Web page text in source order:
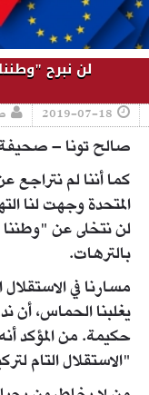
لن نبرح
2019-07-18
صالح تونا –
كما أننا لم نتراجع
لن نتخلى عن "وطننا
بالترهات.
مسارنا في الاستقلال
يغلبنا الحماس، أن
حكيمة. من المؤكد
"الاستقلال التام